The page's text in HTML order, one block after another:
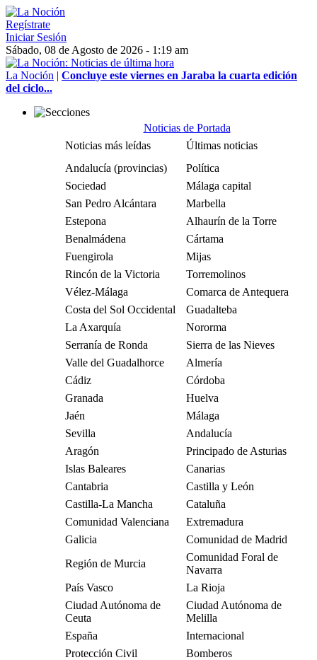
Regístrate
Iniciar Sesión
Sábado, 08 de Agosto de 2026 - 1:19 am
La Noción | Concluye este viernes en Jaraba la cuarta edición
del ciclo...
Noticias de Portada
Noticias más leídas
Últimas noticias
Andalucía (provincias)
Política
Sociedad
Málaga capital
San Pedro Alcántara
Marbella
Estepona
Alhaurín de la Torre
Benalmádena
Cártama
Fuengirola
Mijas
Rincón de la Victoria
Torremolinos
Vélez-Málaga
Comarca de Antequera
Costa del Sol Occidental
Guadalteba
La Axarquía
Nororma
Serranía de Ronda
Sierra de las Nieves
Valle del Guadalhorce
Almería
Cádiz
Córdoba
Granada
Huelva
Jaén
Málaga
Sevilla
Andalucía
Aragón
Principado de Asturias
Islas Baleares
Canarias
Cantabria
Castilla y León
Castilla-La Mancha
Cataluña
Comunidad Valenciana
Extremadura
Galicia
Comunidad de Madrid
Región de Murcia
Comunidad Foral de
Navarra
País Vasco
La Rioja
Ciudad Autónoma de
Ceuta
Ciudad Autónoma de
Melilla
España
Internacional
Protección Civil
Bomberos